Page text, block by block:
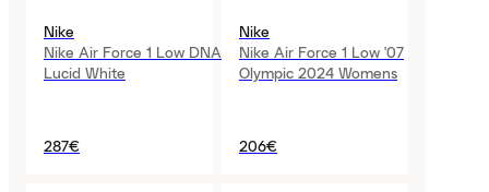
Nike
Nike Air Force 1 Low DNA
Lucid White
287€
Nike
Nike Air Force 1 Low '07
Olympic 2024 Womens
206€